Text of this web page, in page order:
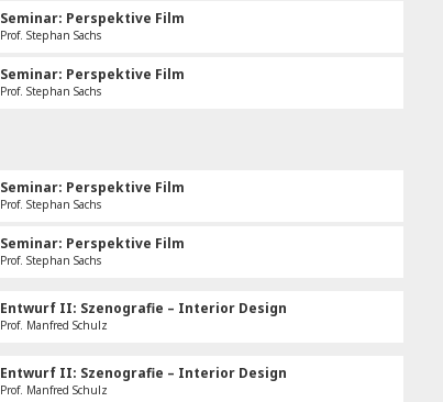
Seminar: Perspektive Film
Prof. Stephan Sachs
Seminar: Perspektive Film
Prof. Stephan Sachs
Seminar: Perspektive Film
Prof. Stephan Sachs
Seminar: Perspektive Film
Prof. Stephan Sachs
Entwurf II: Szenografie – Interior Design
Prof. Manfred Schulz
Entwurf II: Szenografie – Interior Design
Prof. Manfred Schulz